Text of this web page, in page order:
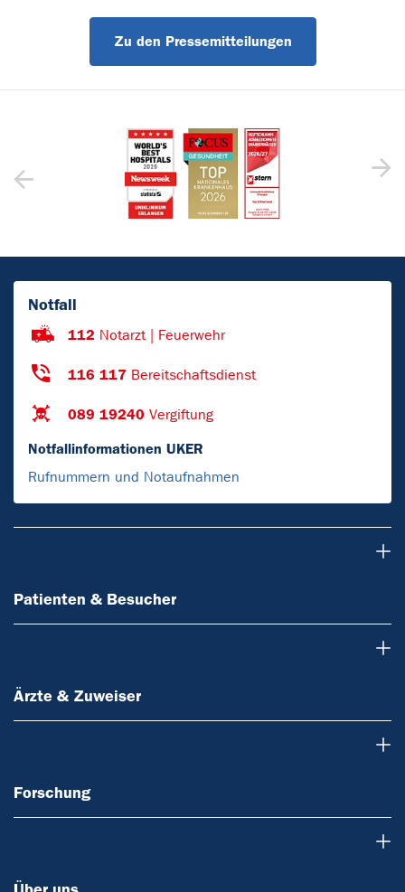
Zu den Pressemitteilungen
Notfall
112 Notarzt | Feuerwehr
116 117 Bereitschaftsdienst
089 19240 Vergiftung
Notfallinformationen UKER
Rufnummern und Notaufnahmen
Patienten & Besucher
Ärzte & Zuweiser
Forschung